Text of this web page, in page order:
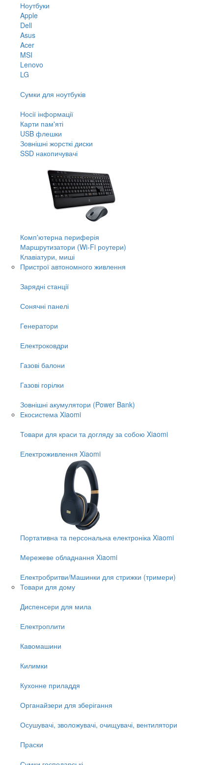
Ноутбуки
Apple
Dell
Asus
Acer
MSI
Lenovo
LG
Сумки для ноутбуків
Носії інформації
Карти пам'яті
USB флешки
Зовнішні жорсткі диски
SSD накопичувачі
Комп'ютерна периферія
Маршрутизатори (Wi-Fi роутери)
Клавіатури, миші
Пристрої автономного живлення
Зарядні станції
Сонячні панелі
Генератори
Електроковдри
Газові балони
Газові горілки
Зовнішні акумулятори (Power Bank)
Екосистема Xiaomi
Товари для краси та догляду за собою Xiaomi
Електроживлення Xiaomi
Портативна та персональна електроніка Xiaomi
Мережеве обладнання Xiaomi
Електробритви/Машинки для стрижки (тримери)
Товари для дому
Диспенсери для мила
Електроплити
Кавомашини
Килимки
Кухонне приладдя
Органайзери для зберігання
Осушувачі, зволожувачі, очищувачі, вентилятори
Праски